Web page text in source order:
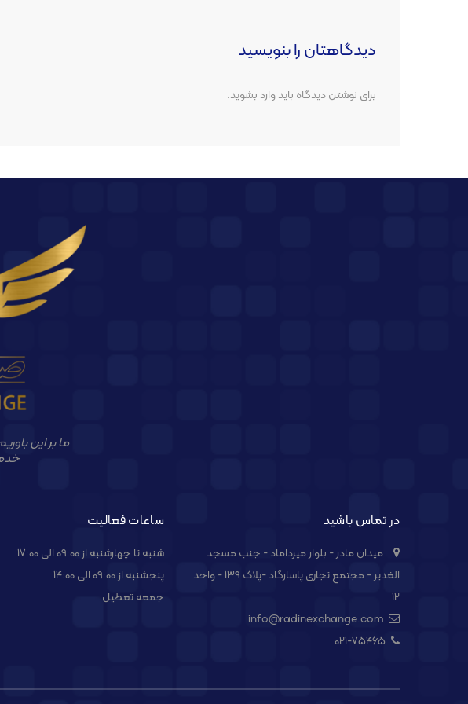
دیدگاهتان را بنویسید
برای نوشتن دیدگاه بایدوارد بشوید.
ما بر این
در تماس باشید
میدان مادر - بلوار میرداماد - جنب مسجد
الغدیر - مجتمع تجاری پاسارگاد -پلاک ۱۳۹ - واحد
۱۲
021-۷۵۴۶۵
ساعات فعالیت
شنبه تا چهارشنبه از 09:00 الی 17:00
پنجشنبه از 09:00 الی 14:00
جمعه تعطیل